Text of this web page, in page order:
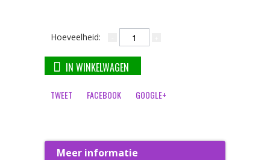
Hoeveelheid:
IN WINKELWAGEN
TWEET FACEBOOK GOOGLE+
Meer informatie